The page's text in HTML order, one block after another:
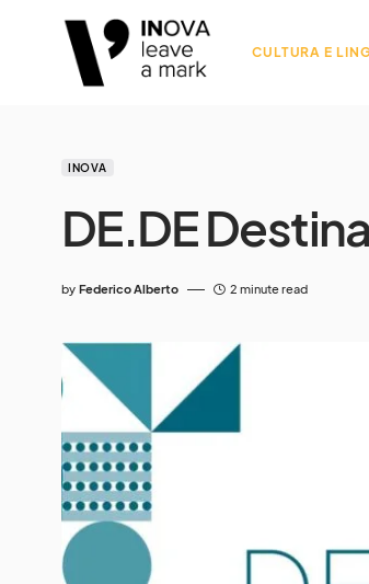
CULTURA E
INOVA
DE.DE
by Federico Alberto 2 minute read